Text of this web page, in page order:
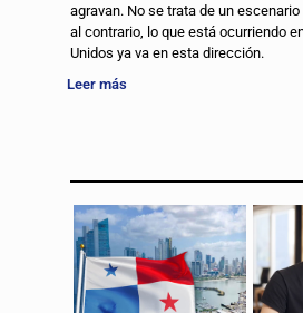
agravan. No se trata de un
al contrario, lo que está ocurriendo
Unidos ya va en esta dirección.
Leer más